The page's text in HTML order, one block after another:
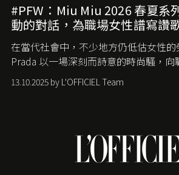
#PFW：Miu Miu 2026 春夏系
動的對話，為職場女性譜寫讚
在當代社會中，不少地方仍低估女性的
Prada 以一場深刻而詩意的時尚騷，向
13.10.2025 by L'OFFICIEL Team